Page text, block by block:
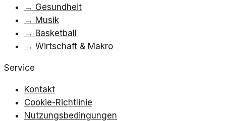
→ Gesundheit
→ Musik
→ Basketball
→ Wirtschaft & Makro
Service
Kontakt
Cookie-Richtlinie
Nutzungsbedingungen